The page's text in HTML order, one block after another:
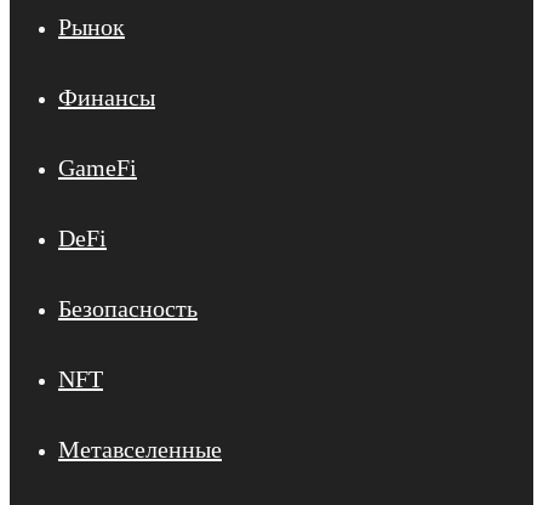
Рынок
Финансы
GameFi
DeFi
Безопасность
NFT
Метавселенные